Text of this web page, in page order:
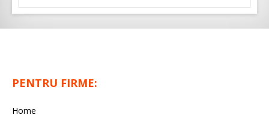
PENTRU FIRME:
Home